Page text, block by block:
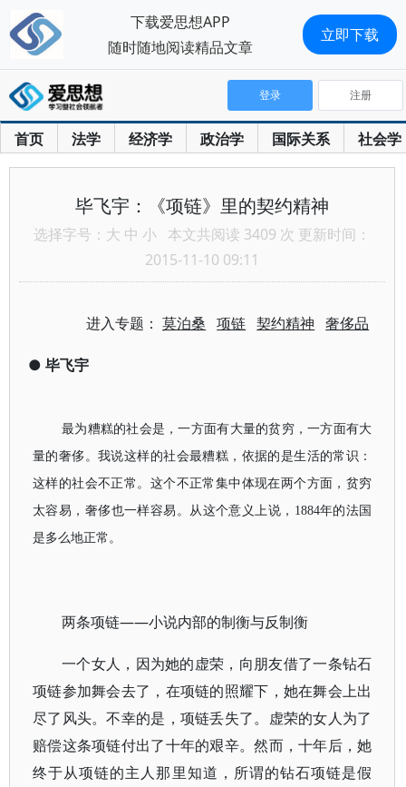
首页 法学 经济学 政治学 国际关系 社会学
登录 注册
毕飞宇：《项链》里的契约精神
选择字号： 大 中 小 本文共阅读 3409 次 更新时间：
2015-11-10 09:11
进入专题：莫泊桑 项链 契约精神 奢侈品
● 毕飞宇
最为糟糕的社会是，一方面有大量的贫穷，一方面有大
量的奢侈。我说这样的社会最糟糕，依据的是生活的常识：
这样的社会不正常。这个不正常集中体现在两个方面，贫穷
太容易，奢侈也一样容易。从这个意义上说，1884年的法国
是多么地正常。
两条项链——小说内部的制衡与反制衡
一个女人，因为她的虚荣，向朋友借了一条钻石
项链参加舞会去了，在项链的照耀下，她在舞会上出
尽了风头。不幸的是，项链丢失了。虚荣的女人为了
赔偿这条项链付出了十年的艰辛。然而，十年后，她
终于从项链的主人那里知道，所谓的钻石项链是假
下载爱思想APP
随时随地阅读精品文章
立即下载